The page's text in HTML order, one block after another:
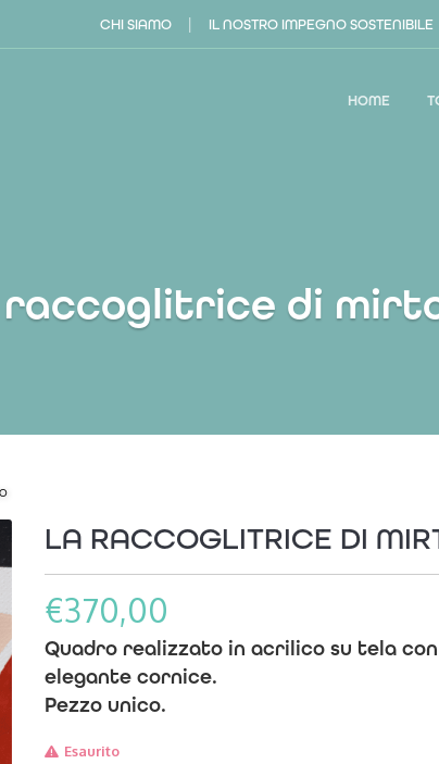
CHI SIAMO IL NOSTRO IMPEGNO SOSTENIBILE
HOME
raccoglitrice di
LA RACCOGLITRICE DI
€370,00
Quadro realizzato in acrilico su tela con
elegante cornice.
Pezzo unico.
Esaurito